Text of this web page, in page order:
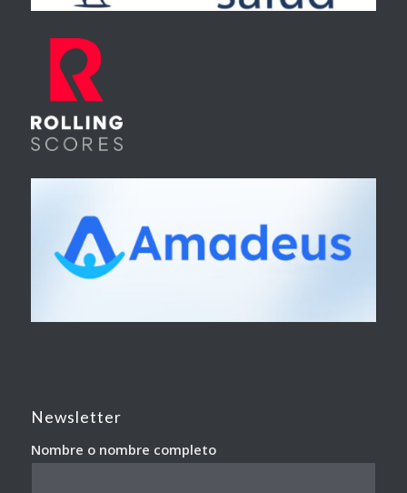
Newsletter
Nombre o nombre completo